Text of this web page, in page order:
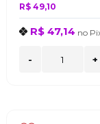
R$ 49,10
R$ 47,14 no
- +